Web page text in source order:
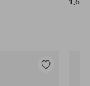
Legg